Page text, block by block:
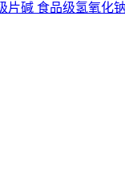
片碱 食品级氢氧化